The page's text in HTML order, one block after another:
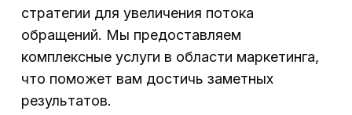
стратегии для увеличения потока
обращений. Мы предоставляем
комплексные услуги в области маркетинга,
что поможет вам достичь заметных
результатов.